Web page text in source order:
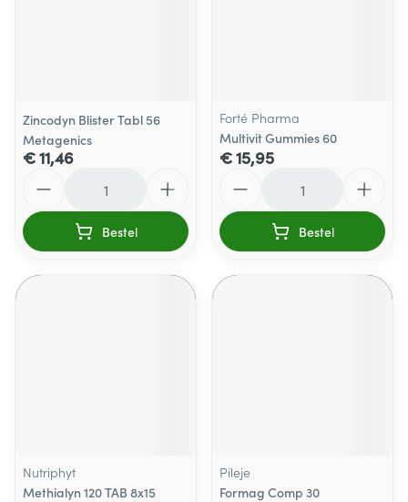
Zincodyn Blister Tabl 56
Metagenics
€ 11,46
Bestel
Forté Pharma
Multivit Gummies 60
€ 15,95
Bestel
Nutriphyt
Methialyn 120 TAB 8x15
Pileje
Formag Comp 30